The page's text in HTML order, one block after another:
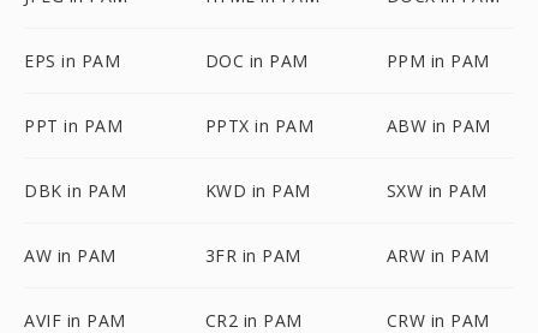
EPS in PAM DOC in PAM PPM in PAM
PPT in PAM PPTX in PAM ABW in PAM
DBK in PAM KWD in PAM SXW in PAM
AW in PAM 3FR in PAM ARW in PAM
AVIF in PAM CR2 in PAM CRW in PAM